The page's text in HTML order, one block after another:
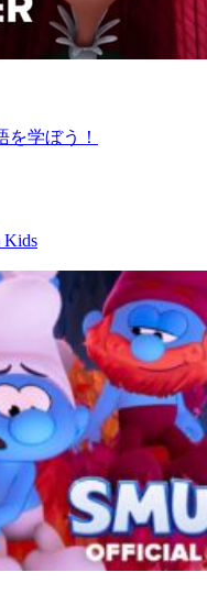
を学ぼう！
Kids